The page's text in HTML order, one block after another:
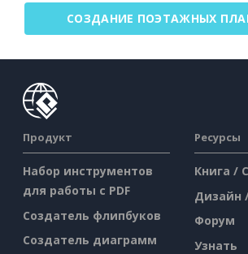
СОЗДАНИЕ ПОЭТАЖНЫХ
Продукт
Набор инструментов
для работы с PDF
Создатель флипбуков
Создатель диаграмм
Ресурсы
Книга /
Дизайн
Форум
Узнать